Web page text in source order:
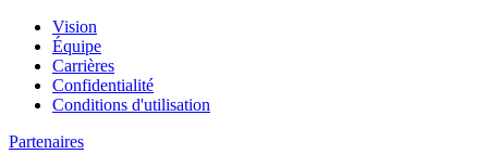
Vision
Équipe
Carrières
Confidentialité
Conditions d'utilisation
Partenaires